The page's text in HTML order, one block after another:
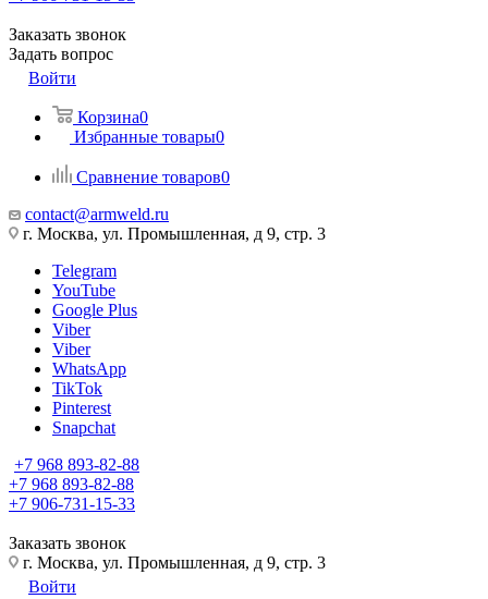
Заказать звонок
Задать вопрос
Войти
Корзина0
Избранные товары0
Сравнение товаров0
contact@armweld.ru
г. Москва, ул. Промышленная, д 9, стр. 3
Telegram
YouTube
Google Plus
Viber
Viber
WhatsApp
TikTok
Pinterest
Snapchat
+7 968 893-82-88
+7 968 893-82-88
+7 906-731-15-33
Заказать звонок
г. Москва, ул. Промышленная, д 9, стр. 3
Войти